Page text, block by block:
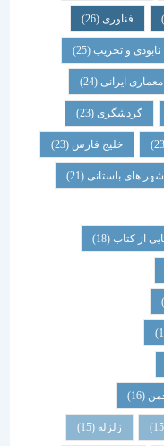
(26)
تخریب(25)
(24)
(23)
خلیج فارس(23)
(21)
(18)
زلزله